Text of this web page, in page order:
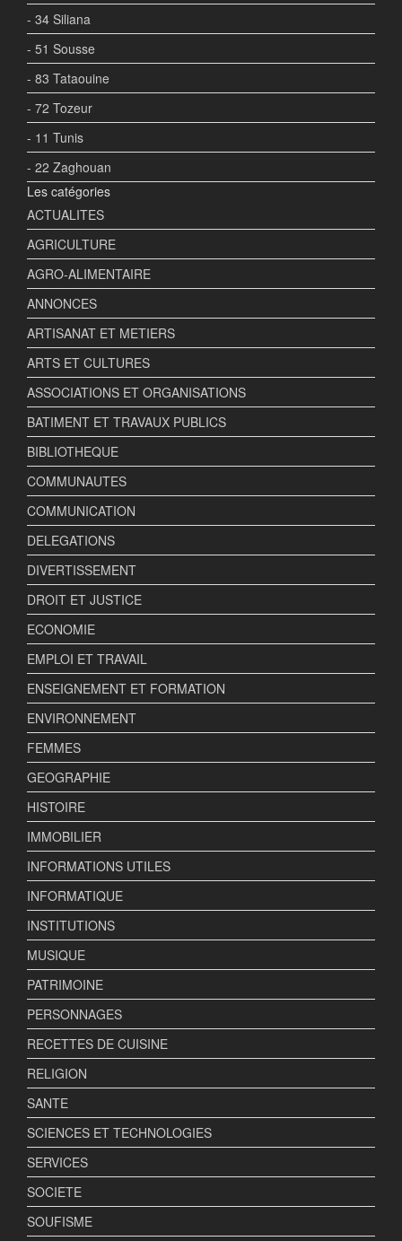
- 34 Siliana
- 51 Sousse
- 83 Tataouine
- 72 Tozeur
- 11 Tunis
- 22 Zaghouan
Les catégories
ACTUALITES
AGRICULTURE
AGRO-ALIMENTAIRE
ANNONCES
ARTISANAT ET METIERS
ARTS ET CULTURES
ASSOCIATIONS ET ORGANISATIONS
BATIMENT ET TRAVAUX PUBLICS
BIBLIOTHEQUE
COMMUNAUTES
COMMUNICATION
DELEGATIONS
DIVERTISSEMENT
DROIT ET JUSTICE
ECONOMIE
EMPLOI ET TRAVAIL
ENSEIGNEMENT ET FORMATION
ENVIRONNEMENT
FEMMES
GEOGRAPHIE
HISTOIRE
IMMOBILIER
INFORMATIONS UTILES
INFORMATIQUE
INSTITUTIONS
MUSIQUE
PATRIMOINE
PERSONNAGES
RECETTES DE CUISINE
RELIGION
SANTE
SCIENCES ET TECHNOLOGIES
SERVICES
SOCIETE
SOUFISME